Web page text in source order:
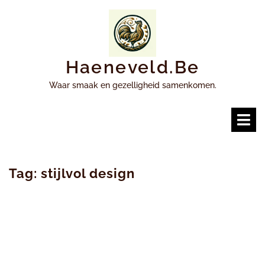
Haeneveld.be
Waar smaak en gezelligheid samenkomen.
Tag: stijlvol design